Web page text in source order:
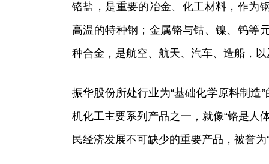
铬盐，是重要的冶金、化工材料，作为
高温的特种钢；金属铬与钴、镍、钨等
种合金，是航空、航天、汽车、造船，
振华股份所处行业为“基础化学原料制造
机化工主要系列产品之一，就像“铬是人
民经济发展不可缺少的重要产品，被誉为